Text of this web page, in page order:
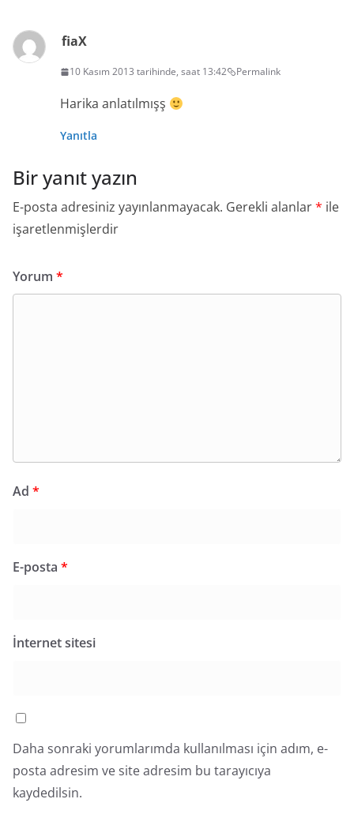
fiaX
10 Kasım 2013 tarihinde, saat 13:42 Permalink
Harika anlatılmışş
Yanıtla
Bir yanıt yazın
E-posta adresiniz yayınlanmayacak. Gerekli alanlar* ile
işaretlenmişlerdir
Yorum *
Ad *
E-posta *
İnternet sitesi
Daha sonraki yorumlarımda kullanılması için adım, e-
posta adresim ve site adresim bu tarayıcıya
kaydedilsin.